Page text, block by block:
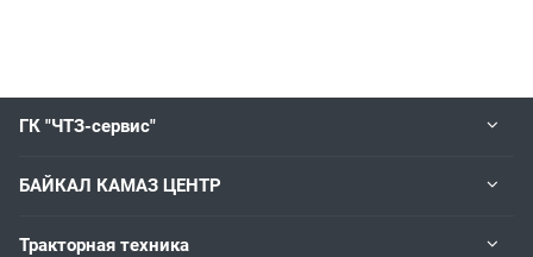
ГК "ЧТЗ-сервис"
БАЙКАЛ КАМАЗ ЦЕНТР
Тракторная техника